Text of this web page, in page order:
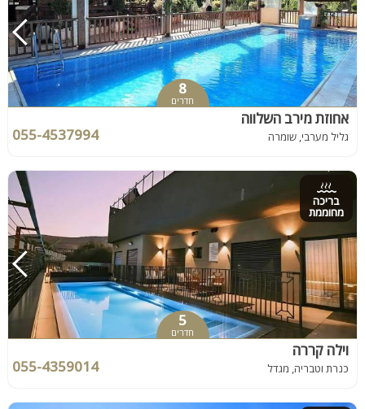
8
חדרים
אחוזת מירב השלווה
גליל מערבי, שומרה 055-4537994
בריכה
מחוממת
5
חדרים
וילה קררה
כנרת וטבריה, מגדל 055-4359014